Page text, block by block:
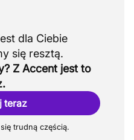
dla Ciebie
Z Accent jest to
teraz
trudną częścią.